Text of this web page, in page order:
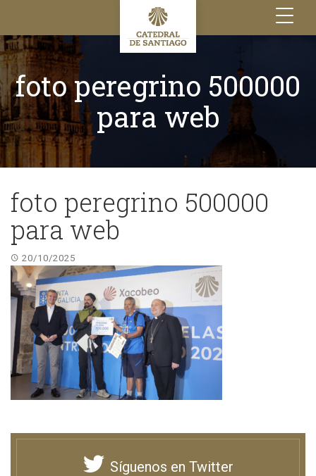
Toggle
navigation
foto peregrino 500000
para web
foto peregrino 500000
para web
20/10/2025
Síguenos en Twitter